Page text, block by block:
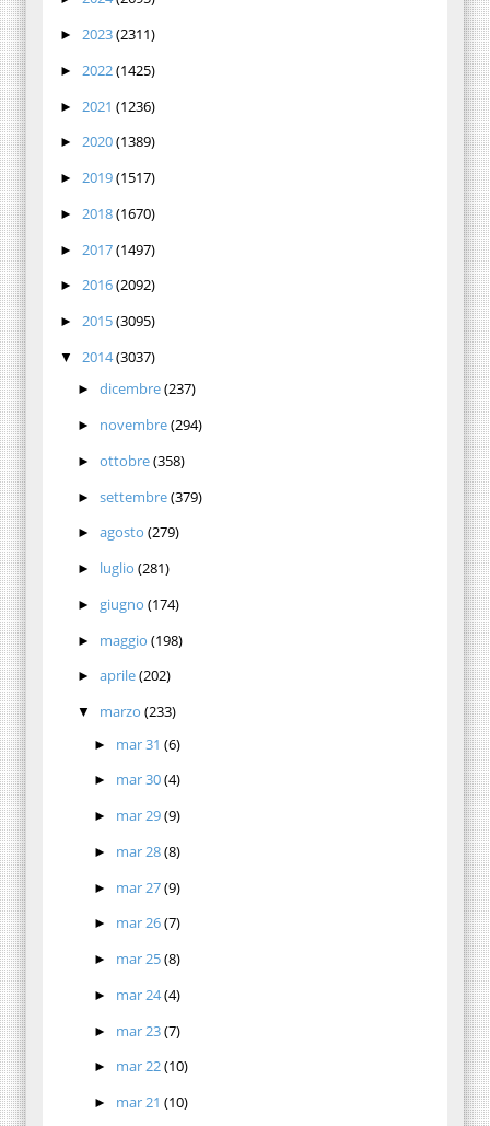
► 2023(2311)
► 2022(1425)
► 2021 (1236)
► 2020(1389)
► 2019(1517)
► 2018(1670)
► 2017(1497)
► 2016(2092)
► 2015(3095)
▼ 2014(3037)
► dicembre(237)
► novembre(294)
► ottobre(358)
► settembre(379)
► agosto (279)
► luglio (281)
► giugno (174)
► maggio (198)
► aprile(202)
▼ marzo (233)
► mar 31(6)
► mar 30(4)
► mar 29(9)
► mar 28(8)
► mar 27(9)
► mar 26(7)
► mar 25(8)
► mar 24(4)
► mar 23(7)
► mar 22(10)
► mar 21(10)